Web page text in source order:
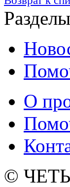
Разделы
О
©